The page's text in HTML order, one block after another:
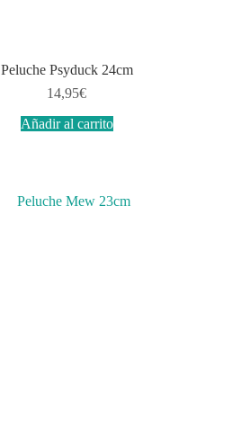
Peluche Psyduck 24cm
14,95€
Añadir al carrito